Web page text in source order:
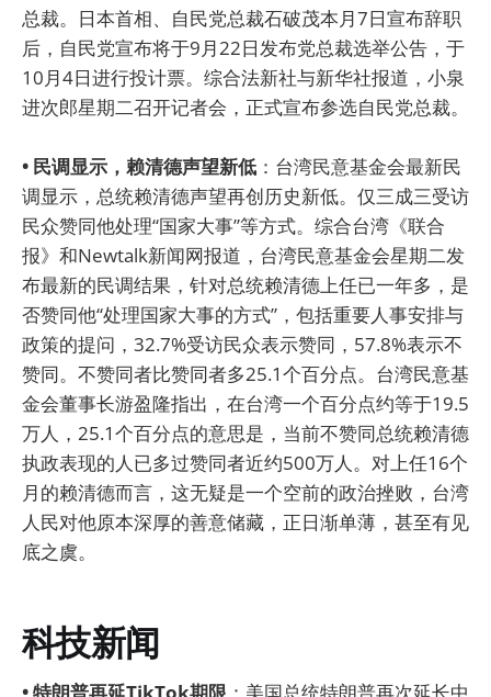
总裁。日本首相、自民党总裁石破茂本月7日宣布辞职
后，自民党宣布将于9月22日发布党总裁选举公告，于
10月4日进行投计票。综合法新社与新华社报道，小泉
进次郎星期二召开记者会，正式宣布参选自民党总裁。
• 民调显示，赖清德声望新低 ：台湾民意基金会最新民
调显示，总统赖清德声望再创历史新低。仅三成三受访
民众赞同他处理“国家大事”等方式。综合台湾《联合
报》和Newtalk新闻网报道，台湾民意基金会星期二发
布最新的民调结果，针对总统赖清德上任已一年多，是
否赞同他“处理国家大事的方式”，包括重要人事安排与
政策的提问，32.7%受访民众表示赞同，57.8%表示不
赞同。不赞同者比赞同者多25.1个百分点。台湾民意基
金会董事长游盈隆指出，在台湾一个百分点约等于19.5
万人，25.1个百分点的意思是，当前不赞同总统赖清德
执政表现的人已多过赞同者近约500万人。对上任16个
月的赖清德而言，这无疑是一个空前的政治挫败，台湾
人民对他原本深厚的善意储藏，正日渐单薄，甚至有见
底之虞。
科技新闻
• 特朗普再延TikTok期限 ：美国总统特朗普再次延长中